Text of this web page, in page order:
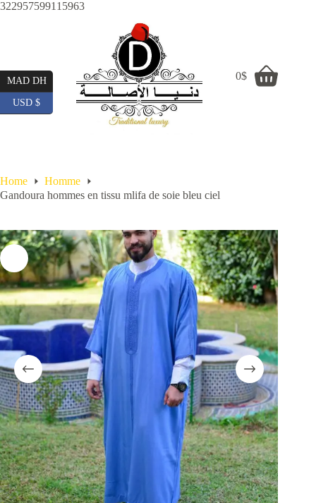
322957599115963Skip
Shopping
0$
Home
Homme
Gandoura hommes en tissu mlifa de soie bleu ciel
MAD DH
USD $